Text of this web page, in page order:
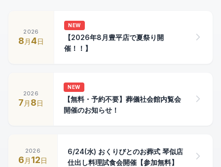
2026
8 月4日
NEW
【2026年8月豊平店で夏祭り開
催！！】
2026
7 月 8日
NEW
【無料・予約不要】葬儀社会館内覧会
開催のお知らせ！
2026
6 月 12日
6/24(水) おくりびとのお葬式 琴似店
仕出し料理試食会開催【参加無料】